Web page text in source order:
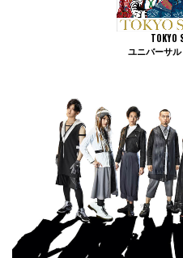
TOKYO
ユニバーサ